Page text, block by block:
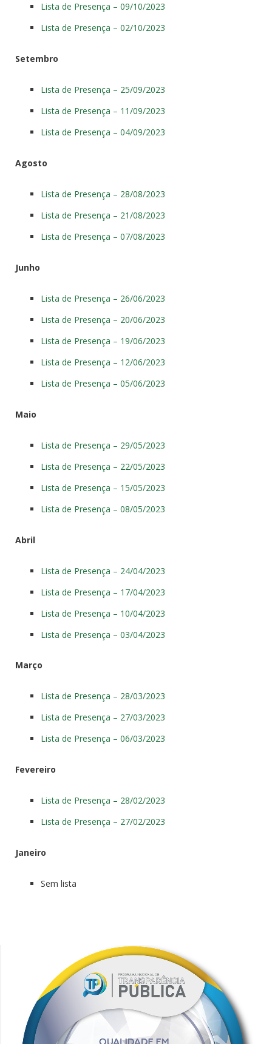
Lista de Presença – 09/10/2023
Lista de Presença – 02/10/2023
Setembro
Lista de Presença – 25/09/2023
Lista de Presença – 11/09/2023
Lista de Presença – 04/09/2023
Agosto
Lista de Presença – 28/08/2023
Lista de Presença – 21/08/2023
Lista de Presença – 07/08/2023
Junho
Lista de Presença – 26/06/2023
Lista de Presença – 20/06/2023
Lista de Presença – 19/06/2023
Lista de Presença – 12/06/2023
Lista de Presença – 05/06/2023
Maio
Lista de Presença – 29/05/2023
Lista de Presença – 22/05/2023
Lista de Presença – 15/05/2023
Lista de Presença – 08/05/2023
Abril
Lista de Presença – 24/04/2023
Lista de Presença – 17/04/2023
Lista de Presença – 10/04/2023
Lista de Presença – 03/04/2023
Março
Lista de Presença – 28/03/2023
Lista de Presença – 27/03/2023
Lista de Presença – 06/03/2023
Fevereiro
Lista de Presença – 28/02/2023
Lista de Presença – 27/02/2023
Janeiro
Sem lista